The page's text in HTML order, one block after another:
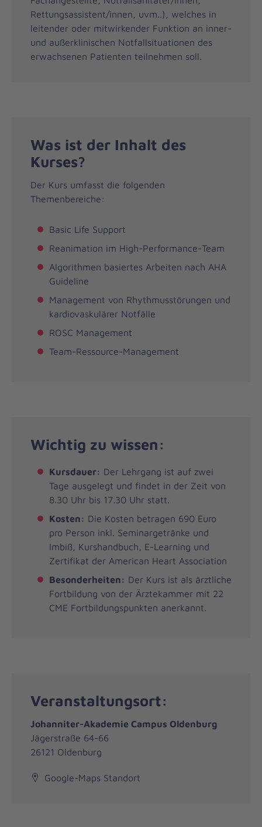
Rettungsassistent/innen, uvm..), welches in
leitender oder mitwirkender Funktion an inner-
und außerklinischen Notfallsituationen des
erwachsenen Patienten teilnehmen soll.
Was ist der Inhalt des
Kurses?
Der Kurs umfasst die folgenden
Themenbereiche:
Basic Life Support
Reanimation im High-Performance-Team
Algorithmen basiertes Arbeiten nach AHA
Guideline
Management von Rhythmusstörungen und
kardiovaskulärer Notfälle
ROSC Management
Team-Ressource-Management
Wichtig zu wissen:
Kursdauer: Der Lehrgang ist auf zwei
Tage ausgelegt und findet in der Zeit von
8.30 Uhr bis 17.30 Uhr statt.
Kosten: Die Kosten betragen 690 Euro
pro Person inkl. Seminargetränke und
Imbiß, Kurshandbuch, E-Learning und
Zertifikat der American Heart Association
Besonderheiten: Der Kurs ist als ärztliche
Fortbildung von der Ärztekammer mit 22
CME Fortbildungspunkten anerkannt.
Veranstaltungsort:
Johanniter-Akademie Campus Oldenburg
Jägerstraße 64-66
26121 Oldenburg
Google-Maps Standort